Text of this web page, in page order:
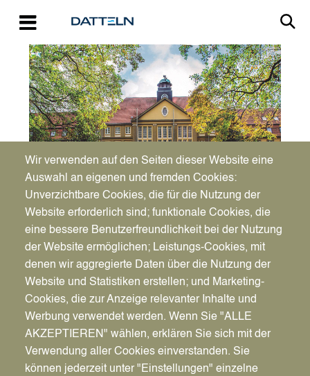
So., 14.08.2022 - 16:38
Vorlesen
Verdachtspunkt
Flotowstraße:
Blindgänger ist eine
amerikanische Bombe
ohne Zünder
Wir verwenden auf den Seiten dieser Website eine
Auswahl an eigenen und fremden Cookies:
Unverzichtbare Cookies, die für die Nutzung der
Website erforderlich sind; funktionale Cookies, die
eine bessere Benutzerfreundlichkeit bei der Nutzung
der Website ermöglichen; Leistungs-Cookies, mit
denen wir aggregierte Daten über die Nutzung der
Website und Statistiken erstellen; und Marketing-
Cookies, die zur Anzeige relevanter Inhalte und
Werbung verwendet werden. Wenn Sie "ALLE
AKZEPTIEREN" wählen, erklären Sie sich mit der
Verwendung aller Cookies einverstanden. Sie
können jederzeit unter "Einstellungen" einzelne